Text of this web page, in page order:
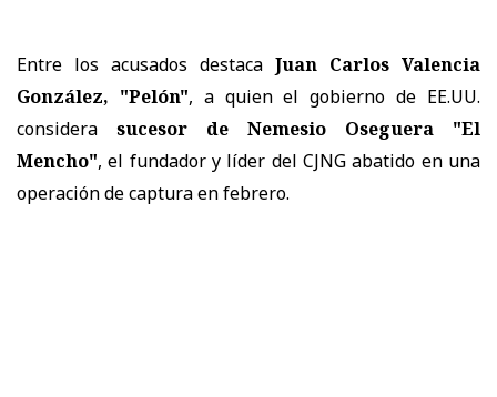
Entre los acusados destaca Juan Carlos Valencia
González, "Pelón", a quien el gobierno de EE.UU.
considera sucesor de Nemesio Oseguera "El
Mencho", el fundador y líder del CJNG abatido en una
operación de captura en febrero.